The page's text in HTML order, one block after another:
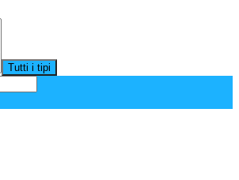
Tutti i tipi